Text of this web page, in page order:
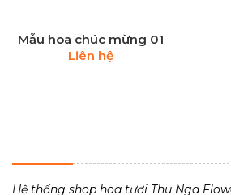
Mẫu hoa chúc mừng 01
Liên hệ
Hệ thống shop hoa tươi Thu Nga